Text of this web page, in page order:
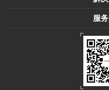
服